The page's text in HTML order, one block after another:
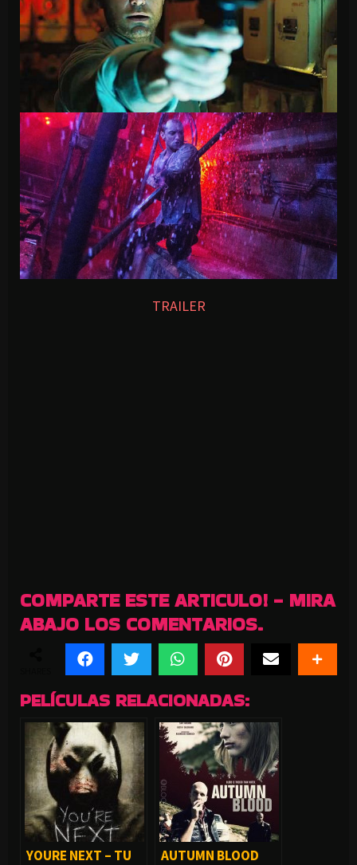
TRAILER
COMPARTE ESTE ARTICULO! - MIRA
ABAJO LOS COMENTARIOS.
PELÍCULAS RELACIONADAS:
YOURE NEXT – TU AUTUMN BLOOD